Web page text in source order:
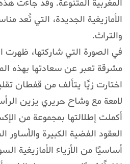
الأمازيغية الجديدة، التي تُعد
والتراث.
في الصورة التي شاركتها، ظهرت
مشرقة تعبر عن سعادتها بهذه
اختارت زيًا يتألف من قفطان
لامعة مع وشاح حريري يزين
أكملت إطلالتها بمجموعة من
العقود الفضية الكبيرة والأساور
أساسيًا من الأزياء الأمازيغية